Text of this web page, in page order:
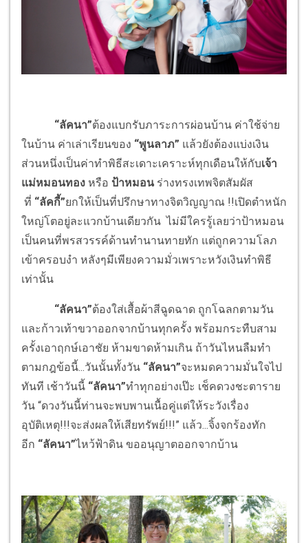
“ลัคนา”ต้องแบกรับภาระการผ่อนบ้าน ค่าใช้จ่าย
ในบ้าน ค่าเล่าเรียนของ “พูนลาภ” แล้วยังต้องแบ่งเงิน
ส่วนหนึ่งเป็นค่าทำพิธีสะเดาะเคราะห์ทุกเดือนให้กับเจ้า
แม่หมอนทอง หรือ ป้าหมอนร่างทรงเทพจิตสัมผัส
ที่ “ลัคกี้”ยกให้เป็นที่ปรึกษาทางจิตวิญญาณ !!เปิดตำหนัก
ใหญ่โตอยู่ละแวกบ้านเดียวกัน ไม่มีใครรู้เลยว่าป้าหมอน
เป็นคนที่พรสวรรค์ด้านทำนานทายทัก แต่ถูกความโลภ
เข้าครอบงำ หลังๆมีเพียงความมั่วเพราะหวังเงินทำพิธี
เท่านั้น
“ลัคนา”ต้องใส่เสื้อผ้าสีฉูดฉาด ถูกโฉลกตามวัน
และก้าวเท้าขวาออกจากบ้านทุกครั้ง พร้อมกระทืบสาม
ครั้งเอาฤกษ์เอาชัย ห้ามขาดห้ามเกิน ถ้าวันไหนลืมทำ
ตามกฎข้อนี้...วันนั้นทั้งวัน “ลัคนา”จะหมดความมั่นใจไป
ทันที เช้าวันนี้ “ลัคนา”ทำทุกอย่างเป๊ะ เช็คดวงชะตาราย
วัน “ดวงวันนี้ท่านจะพบพานเนื้อคู่แต่ให้ระวังเรื่อง
อุบัติเหตุ!!!จะส่งผลให้เสียทรัพย์!!!” แล้ว...จิ้งจกร้องทัก
อีก “ลัคนา”ไหว้ฟ้าดิน ขออนุญาตออกจากบ้าน